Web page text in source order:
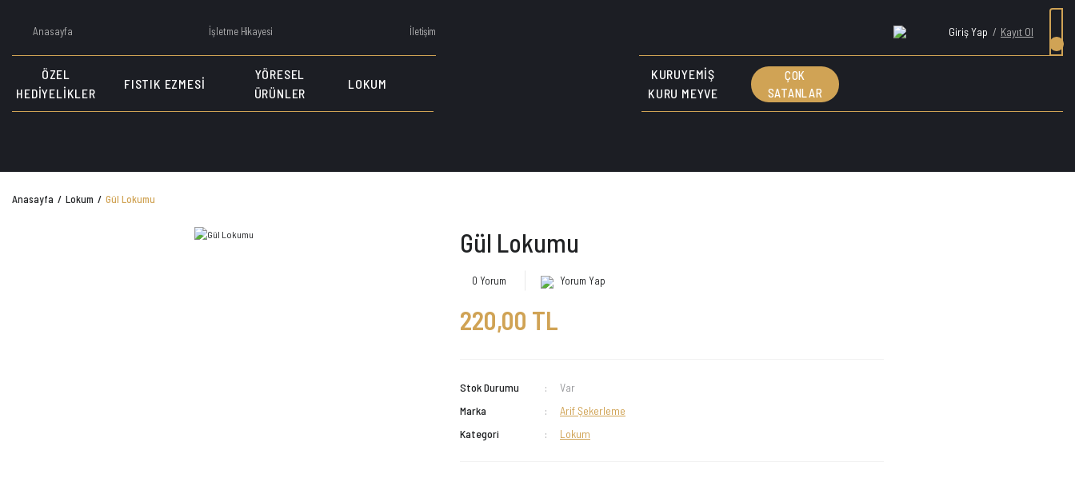
Anasayfa İşletme Hikayesi İletişim Giriş Yap / Kayıt Ol
ÖZEL
HEDIYELIKLER
FISTIK EZMESI
YÖRESEL
ÜRÜNLER
LOKUM
KURUYEMIŞ
KURU MEYVE
ÇOK
SATANLAR
Anasayfa Lokum Gül Lokumu
Gül Lokumu
0 Yorum Yorum Yap
220,00 TL
Stok Durumu
Var
Marka
Arif Şekerleme
Kategori
Lokum